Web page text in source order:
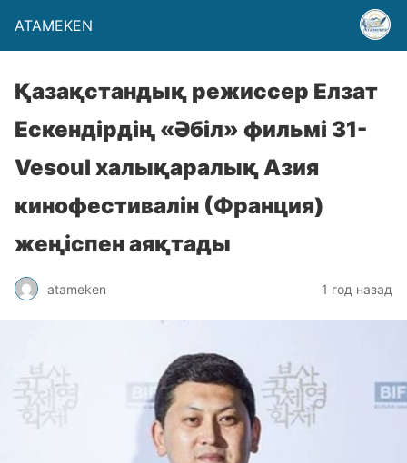
ATAMEKEN
Қазақстандық режиссер Елзат
Ескендірдің «Әбіл» фильмі 31-
Vesoul халықаралық Азия
кинофестивалін (Франция)
жеңіспен аяқтады
atameken 1 год назад